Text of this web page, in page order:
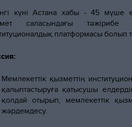
күні Астана хабы - 45 мүше
саласындағы
платформасы болып
Мемлекеттік қызметтің
қалыптастыруға қатысушы
қолдай отырып, мемлекеттік
жәрдемдесу.